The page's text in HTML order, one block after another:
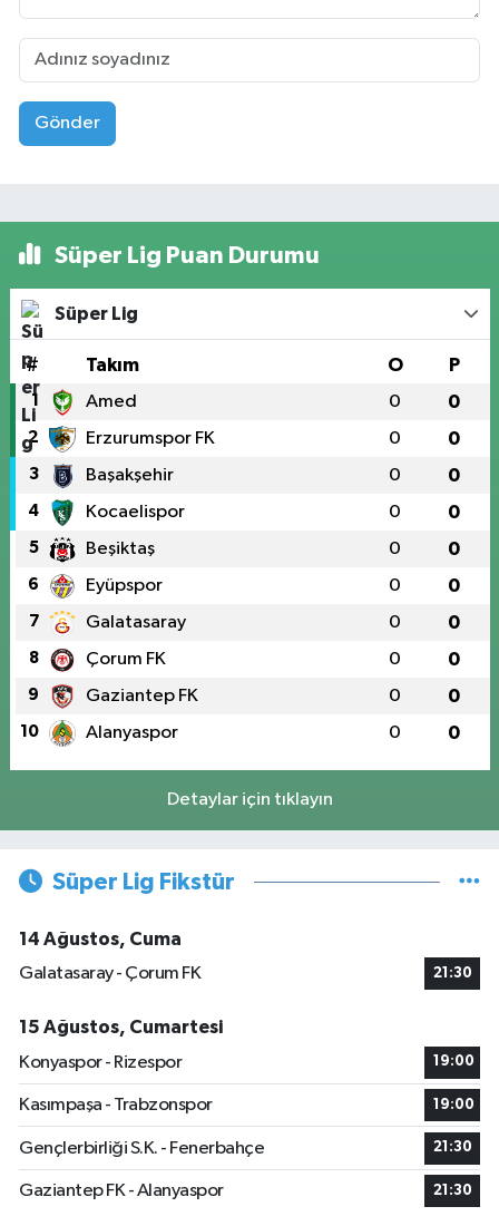
Gönder
Süper Lig Puan Durumu
Süper Lig
# Takım O P
1 Amed 0 0
2 Erzurumspor FK 0 0
3 Başakşehir 0 0
4 Kocaelispor 0 0
5 Beşiktaş 0 0
6 Eyüpspor 0 0
7 Galatasaray 0 0
8 Çorum FK 0 0
9 Gaziantep FK 0 0
10 Alanyaspor 0 0
Detaylar için tıklayın
Süper Lig Fikstür
14 Ağustos, Cuma
Galatasaray - Çorum FK
21:30
15 Ağustos, Cumartesi
Konyaspor - Rizespor
19:00
Kasımpaşa - Trabzonspor 19:00
Gençlerbirliği S.K. - Fenerbahçe 21:30
Gaziantep FK - Alanyaspor 21:30